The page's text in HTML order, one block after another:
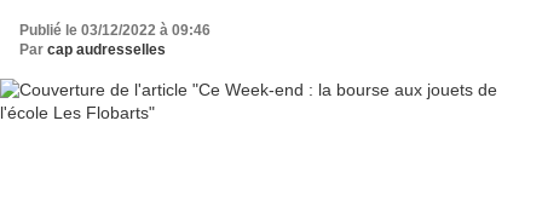
Publié le 03/12/2022 à 09:46
Par cap audresselles